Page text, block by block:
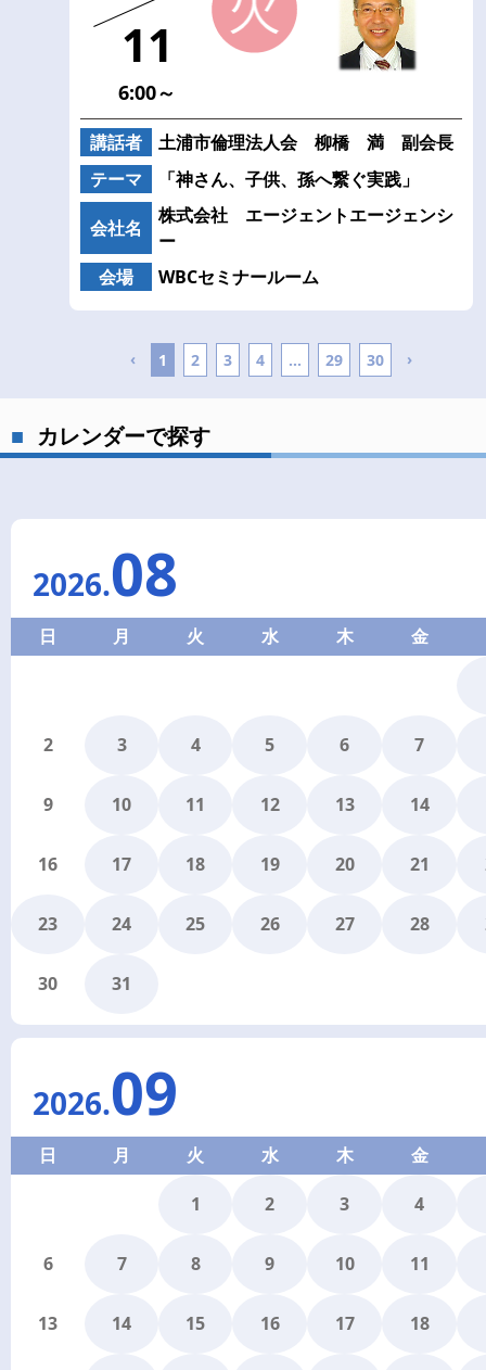
11
6:00～
講話者
土浦市倫理法人会 柳橋 満 副会長
テーマ
「神さん、子供、孫へ繋ぐ実践」
会社名
株式会社 エージェントエージェンシ
ー
会場
WBCセミナールーム
‹ 1 2 3 4 ... 29 30 ›
カレンダーで探す
2026.08
日 月 火 水 木 金
2 3 4 5 6 7
9 10 11 12 13 14
16 17 18 19 20 21
23 24 25 26 27 28
30 31
2026.09
日 月 火 水 木 金
1 2 3 4
6 7 8 9 10 11
13 14 15 16 17 18